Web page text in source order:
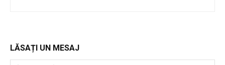
LĂSAȚI UN MESAJ